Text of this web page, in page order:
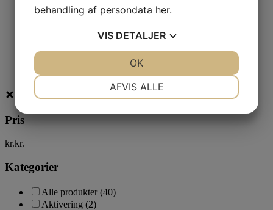
28,00kr.
→
Pris
kr.kr.
Kategorier
Alle produkter (40)
Aktivering (2)
behandling af persondata her.
VIS DETALJER
AFVIS ALLE
OK